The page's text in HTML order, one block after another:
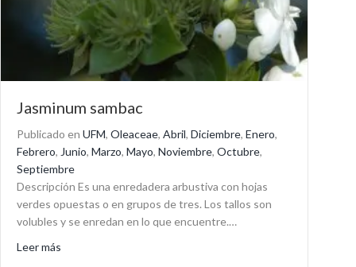
Jasminum sambac
Publicado en UFM, Oleaceae, Abril, Diciembre, Enero,
Febrero, Junio, Marzo, Mayo, Noviembre, Octubre,
Septiembre
Descripción Es una enredadera arbustiva con hojas
verdes opuestas o en grupos de tres. Los tallos son
volubles y se enredan en lo que encuentre.…
Leer más